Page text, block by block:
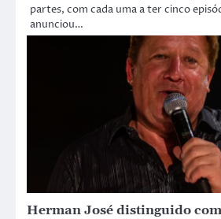
partes, com cada uma a ter cinco
anunciou…
Herman José distinguido